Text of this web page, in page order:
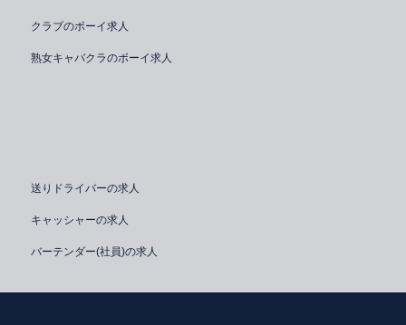
クラブのボーイ求人
熟女キャバクラのボーイ求人
送りドライバーの求人
キャッシャーの求人
バーテンダー(社員)の求人